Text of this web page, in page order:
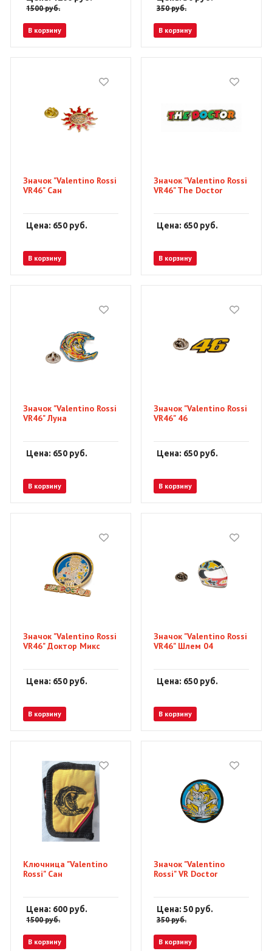
1500руб.
В корзину
350руб.
В корзину
Значок "Valentino Rossi
VR46" Сан
Цена: 650 руб.
В корзину
Значок "Valentino Rossi
VR46" The Doctor
Цена: 650 руб.
В корзину
Значок "Valentino Rossi
VR46" Луна
Цена: 650 руб.
В корзину
Значок "Valentino Rossi
VR46" 46
Цена: 650 руб.
В корзину
Значок "Valentino Rossi
VR46" Доктор Микс
Цена: 650 руб.
В корзину
Значок "Valentino Rossi
VR46" Шлем 04
Цена: 650 руб.
В корзину
Ключница "Valentino
Rossi" Сан
Цена: 600 руб.
1500руб.
В корзину
Значок "Valentino
Rossi" VR Doctor
Цена: 50 руб.
350руб.
В корзину